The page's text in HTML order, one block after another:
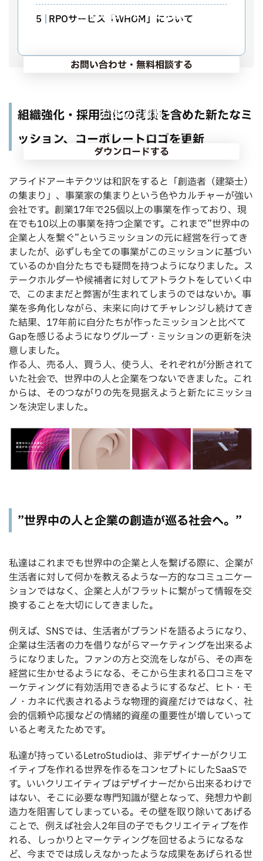
お問い合わせ・ご相談
お問い合わせ・無料相談する
お役立ち資料
採用課題の要因と解決策がわかる資料となっています。
ダウンロードする
5 RPOサービス「WHOM」について
組織強化・採用強化の背景を含めた新たなミ
ッション、コーポレートロゴを更新
アライドアーキテクツは和訳をすると「創造者（建築士）
の集まり」、事業家の集まりという色やカルチャーが強い
会社です。創業17年で25個以上の事業を作っており、現
在でも10以上の事業を持つ企業です。これまで”世界中の
企業と人を繋ぐ”というミッションの元に経営を行ってき
ましたが、必ずしも全ての事業がこのミッションに基づい
ているのか自分たちでも疑問を持つようになりました。ス
テークホルダーや候補者に対してアトラクトをしていく中
で、このままだと弊害が生まれてしまうのではないか。事
業を多角化しながら、未来に向けてチャレンジし続けてき
た結果、17年前に自分たちが作ったミッションと比べて
Gapを感じるようになりグループ・ミッションの更新を決
意しました。
作る人、売る人、買う人、使う人、それぞれが分断されて
いた社会で、世界中の人と企業をつないできました。これ
からは、そのつながりの先を見据えようと新たにミッショ
ンを決定しました。
”世界中の人と企業の創造が巡る社会へ。”
私達はこれまでも世界中の企業と人を繋げる際に、企業が
生活者に対して何かを教えるような一方的なコミュニケー
ションではなく、企業と人がフラットに繋がって情報を交
換することを大切にしてきました。
例えば、SNSでは、生活者がブランドを語るようになり、
企業は生活者の力を借りながらマーケティングを出来るよ
うになりました。ファンの方と交流をしながら、その声を
経営に生かせるようになる、そこから生まれる口コミをマ
ーケティングに有効活用できるようにするなど、ヒト・モ
ノ・カネに代表されるような物理的資産だけではなく、社
会的信頼や応援などの情緒的資産の重要性が増していって
いると考えたためです。
私達が持っているLetroStudioは、非デザイナーがクリエ
イティブを作れる世界を作るをコンセプトにしたSaaSで
す。いいクリエイティブはデザイナーだから出来るわけで
はない、そこに必要な専門知識が壁となって、発想力や創
造力を阻害してしまっている。その壁を取り除いてあげる
ことで、例えば社会人2年目の子でもクリエイティブを作
れる、しっかりとマーケティングを回せるようになるな
ど、今まででは成しえなかったような成果をあげられる世